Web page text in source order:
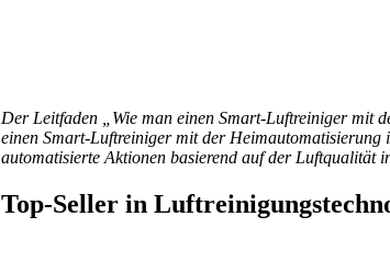
Der Leitfaden „Wie man einen Smart-Luftreiniger mit
einen Smart-Luftreiniger mit der
automatisierte Aktionen basierend auf der Luftqualität
Top-Seller in